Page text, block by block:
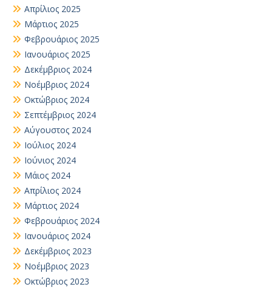
Απρίλιος 2025
Μάρτιος 2025
Φεβρουάριος 2025
Ιανουάριος 2025
Δεκέμβριος 2024
Νοέμβριος 2024
Οκτώβριος 2024
Σεπτέμβριος 2024
Αύγουστος 2024
Ιούλιος 2024
Ιούνιος 2024
Μάιος 2024
Απρίλιος 2024
Μάρτιος 2024
Φεβρουάριος 2024
Ιανουάριος 2024
Δεκέμβριος 2023
Νοέμβριος 2023
Οκτώβριος 2023